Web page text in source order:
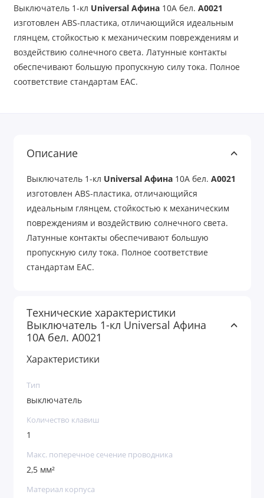
Выключатель 1-кл Universal Афина10А бел. A0021
изготовлен ABS-пластика, отличающийся идеальным
глянцем, стойкостью к механическим повреждениям и
воздействию солнечного света. Латунные контакты
обеспечивают большую пропускную силу тока. Полное
соответствие стандартам ЕАС.
Описание
Выключатель 1-кл Universal Афина 10А бел. A0021
изготовлен ABS-пластика, отличающийся
идеальным глянцем, стойкостью к механическим
повреждениям и воздействию солнечного света.
Латунные контакты обеспечивают большую
пропускную силу тока. Полное соответствие
стандартам ЕАС.
Технические характеристики
Выключатель 1-кл Universal Афина
10А бел. A0021
Характеристики
Тип
выключатель
Количество клавиш
1
Макс. поперечное сечение проводника
2,5 мм²
Материал корпуса